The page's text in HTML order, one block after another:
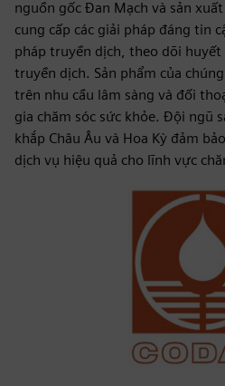
nguồn gốc Đan Mạch và sản
cung cấp các giải pháp đáng tin
pháp truyền dịch, theo dõi huyết
truyền dịch. Sản phẩm của
trên nhu cầu lâm sàng và đối
gia chăm sóc sức khỏe. Đội ngũ
khắp Châu Âu và Hoa Kỳ đảm
dịch vụ hiệu quả cho lĩnh vực